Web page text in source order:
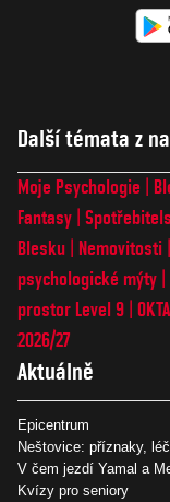
Další témata z
Moje Psychologie
Fantasy
Blesku
Nemovitosti
psychologické mýty
prostor Level 9
2026/27
Aktuálně
Epicentrum
Neštovice: příznaky,
V čem jezdí Yamal a
Kvízy pro seniory